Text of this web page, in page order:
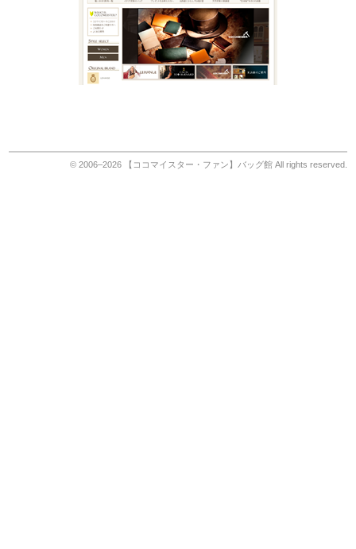
© 2006–2026 【ココマイスター・ファン】バッグ館All rights reserved.